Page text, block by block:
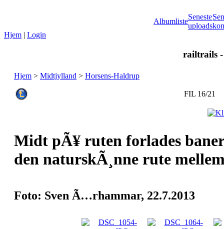
Albumliste
Seneste
uploads
Hjem | Login
railtrails
Hjem > Midtjylland > Horsens-Haldrup
FIL 16/21
Midt pÃ¥ ruten forlades
den naturskÃ¸nne rute
Foto: Sven Ã…rhammar, 22.7.2013